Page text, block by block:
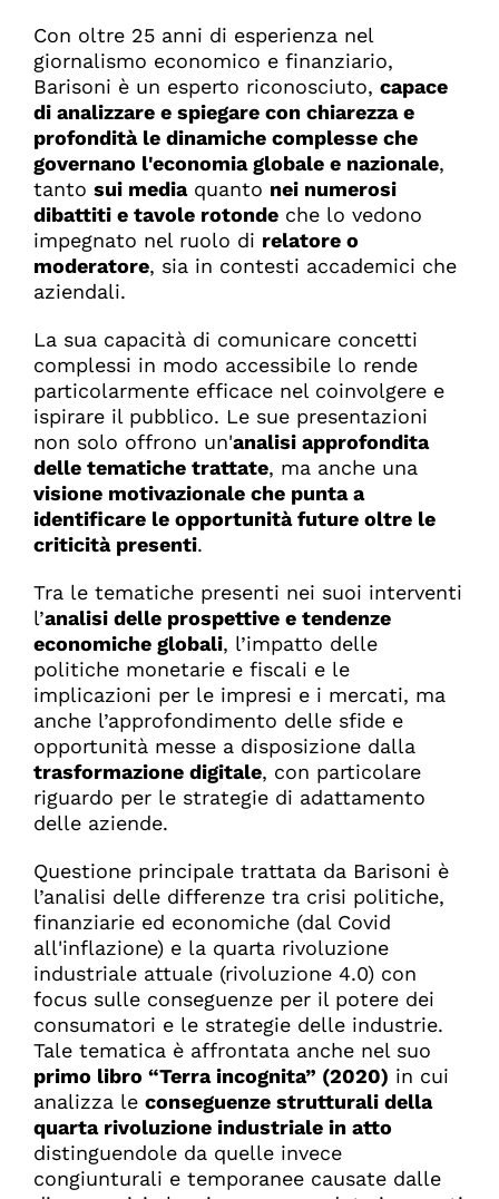
Con oltre 25 anni di esperienza nel
giornalismo economico e finanziario,
Barisoni è un esperto riconosciuto, capace
di analizzare e spiegare con chiarezza e
profondità le dinamiche complesse che
governano l'economia globale e nazionale,
tanto sui mediaquanto nei numerosi
dibattiti e tavole rotondeche lo vedono
impegnato nel ruolo di relatore o
moderatore, sia in contesti accademici che
aziendali.
La sua capacità di comunicare concetti
complessi in modo accessibile lo rende
particolarmente efficace nel coinvolgere e
ispirare il pubblico. Le sue presentazioni
non solo offrono un'analisi approfondita
delle tematiche trattate, ma anche una
visione motivazionale che punta a
identificare le opportunità future oltre le
criticità presenti.
Tra le tematiche presenti nei suoi interventi
l’analisi delle prospettive e tendenze
economiche globali, l’impatto delle
politiche monetarie e fiscali e le
implicazioni per le impresi e i mercati, ma
anche l’approfondimento delle sfide e
opportunità messe a disposizione dalla
trasformazione digitale, con particolare
riguardo per le strategie di adattamento
delle aziende.
Questione principale trattata da Barisoni è
l’analisi delle differenze tra crisi politiche,
finanziarie ed economiche (dal Covid
all'inflazione) e la quarta rivoluzione
industriale attuale (rivoluzione 4.0) con
focus sulle conseguenze per il potere dei
consumatori e le strategie delle industrie.
Tale tematica è affrontata anche nel suo
primo libro “Terra incognita” (2020) in cui
analizza le conseguenze strutturali della
quarta rivoluzione industriale in atto
distinguendole da quelle invece
congiunturali e temporanee causate dalle